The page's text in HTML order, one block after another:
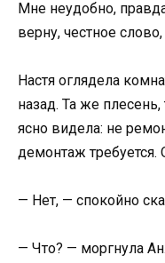
Мне неудобно,
верну, честное
Настя оглядела
назад. Та же
ясно видела: не
демонтаж требуется.
— Нет, — спокойно
— Что? — моргнула